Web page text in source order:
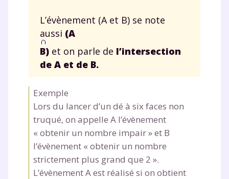
L’évènement (A et B) se note
aussi (A
B) et on parle de l’intersection
de A et de B.
Exemple
Lors du lancer d’un dé à six faces non
truqué, on appelle A l’évènement
« obtenir un nombre impair » et B
l’évènement « obtenir un nombre
strictement plus grand que 2 ».
L’évènement A est réalisé si on obtient